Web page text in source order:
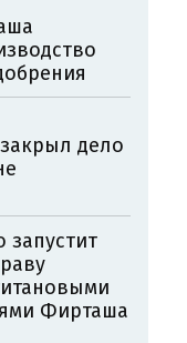
дело
запустит
Фирташа